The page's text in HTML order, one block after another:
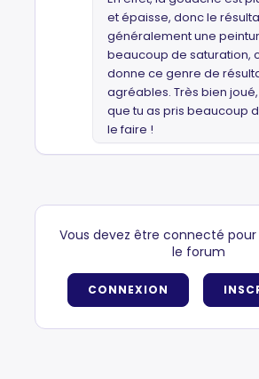
et épaisse, donc le
généralement une
beaucoup de saturation,
donne ce genre de
agréables. Très bien
que tu as pris beaucoup
le faire !
Vous devez être connecté
le forum
CONNEXION